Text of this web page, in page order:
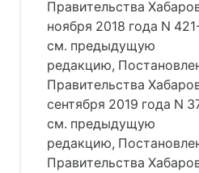
Правительства
ноября 2018 года N
см. предыдущую
редакцию,
Правительства
сентября 2019 года N
см. предыдущую
редакцию,
Правительства